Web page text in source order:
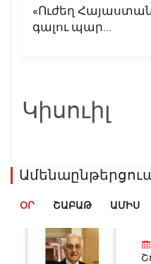
«Ուժեղ
գալու պար...
Կիսուիլ
ՕՐ ՇԱԲԱԹ ԱՄԻՍ